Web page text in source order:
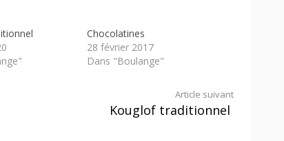
Chocolatines
28 février 2017
Dans "Boulange"
Article suivant
Kouglof traditionnel